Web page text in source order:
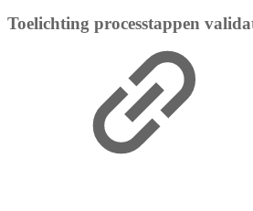
Toelichting processtappen